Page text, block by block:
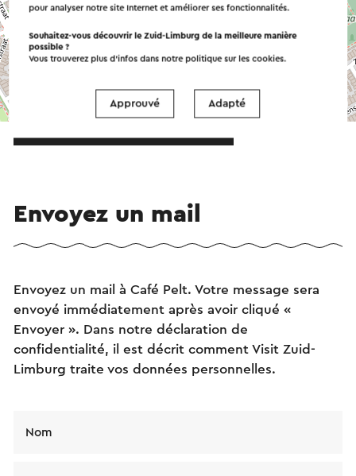
OpenStreetMap
→ Planifier votre itinéraire
Envoyez un mail
Envoyez un mail à Café Pelt. Votre message sera
envoyé immédiatement après avoir cliqué «
Envoyer ». Dans notre déclaration de
confidentialité, il est décrit comment Visit Zuid-
Limburg traite vos données personnelles.
Nom
pour analyser notre site Internet et améliorer ses fonctionnalités.
Souhaitez-vous découvrir le Zuid-Limburg de la meilleure manière
possible ?
Vous trouverez plus d’infos dans notre politique sur lescookies.
Approuvé Adapté